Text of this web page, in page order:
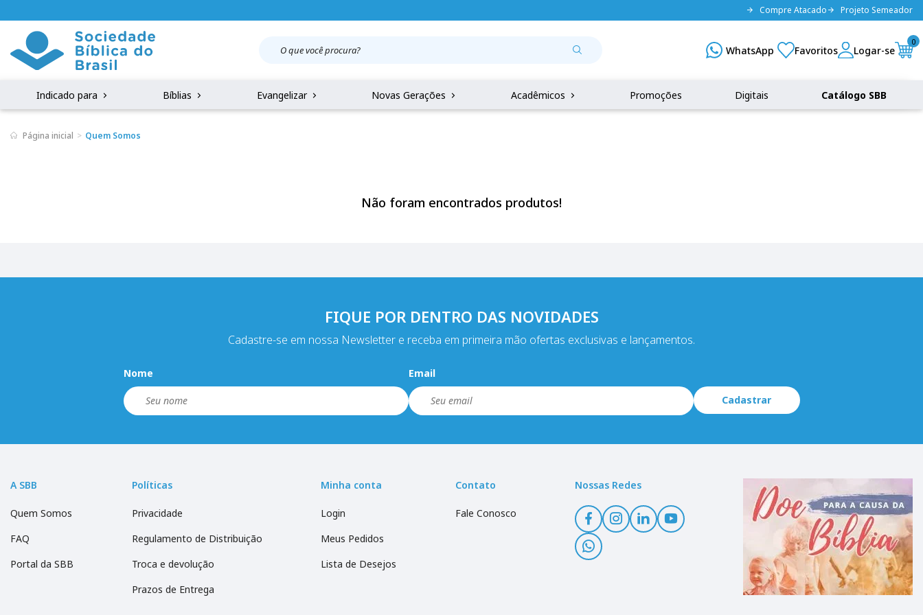
Compre Atacado Projeto Semeador
0
Indicado para Bíblias Evangelizar Novas Gerações Acadêmicos Promoções Digitais Catálogo SBB
Página inicial Quem Somos
Não foram encontrados produtos!
FIQUE POR DENTRO DAS NOVIDADES
Cadastre-se em nossa Newsletter e receba em primeira mão ofertas exclusivas e lançamentos.
Nome Email
Cadastrar
A SBB
Quem Somos
FAQ
Portal da SBB
Políticas
Privacidade
Regulamento de Distribuição
Troca e devolução
Prazos de Entrega
Minha conta
Login
Meus Pedidos
Lista de Desejos
Contato
Fale Conosco
Nossas Redes